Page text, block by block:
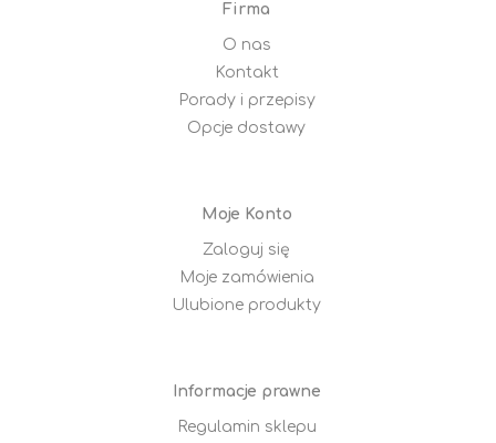
Firma
O nas
Kontakt
Porady i przepisy
Opcje dostawy
Moje Konto
Zaloguj się
Moje zamówienia
Ulubione produkty
Informacje prawne
Regulamin sklepu